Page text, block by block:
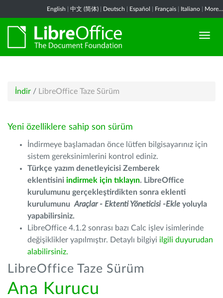
English 中文 (简体) Deutsch Español Français Italiano More...
İndir / LibreOffice Taze Sürüm
Yeni özelliklere sahip son sürüm
İndirmeye başlamadan önce lütfen bilgisayarınız için
sistem gereksinimlerini kontrol ediniz.
Türkçe yazım denetleyicisi Zemberek
eklentisini indirmek için tıklayın. LibreOffice
kurulumunu gerçekleştirdikten sonra eklenti
kurulumunu Araçlar - Ektenti Yöneticisi -Ekle yoluyla
yapabilirsiniz.
LibreOffice 4.1.2 sonrası bazı Calc işlev isimlerinde
değişiklikler yapılmıştır. Detaylı bilgiyi ilgili duyurudan
alabilirsiniz.
LibreOffice Taze Sürüm
Ana Kurucu